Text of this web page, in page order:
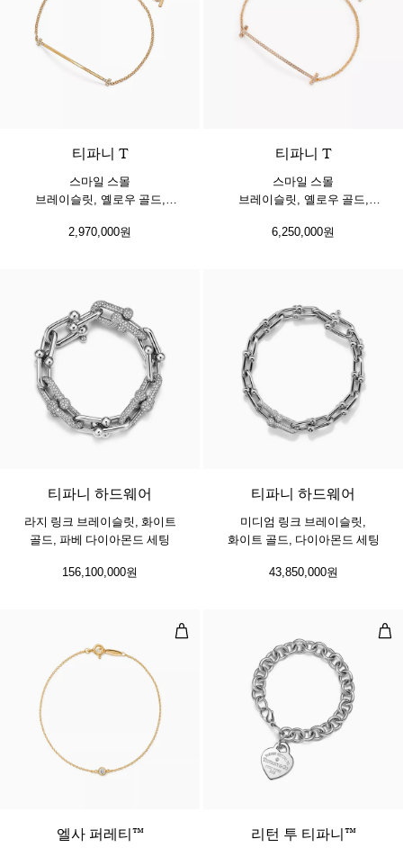
티파니 T
스마일 스몰
브레이슬릿, 옐로우 골드,
2,970,000원
티파니 T
스마일 스몰
브레이슬릿, 옐로우 골드,
6,250,000원
3 소재
티파니 하드웨어
라지 링크 브레이슬릿, 화이트
골드, 파베 다이아몬드 세팅
156,100,000원
티파니 하드웨어
미디엄 링크 브레이슬릿,
화이트 골드, 다이아몬드 세팅
43,850,000원
다이아몬드 바이 더 야드™ 브레이
3 소재
​​엘사 퍼레티™
하
리턴 투 티파니™